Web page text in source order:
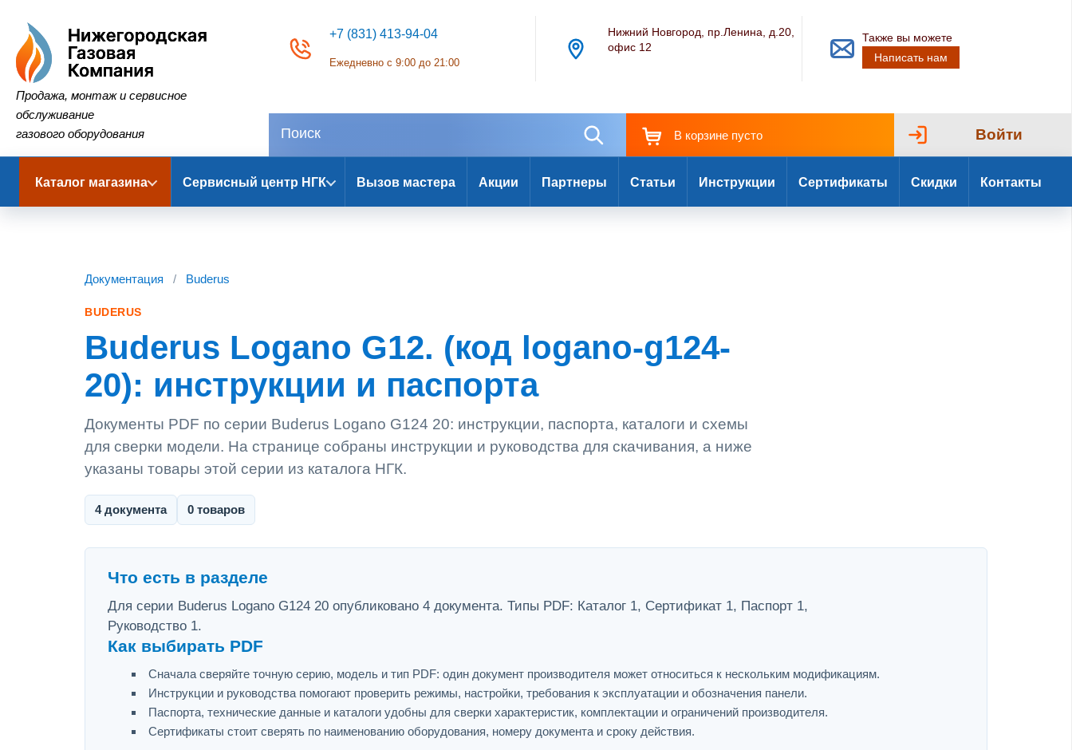
Нижегородская Газовая Компания
Продажа, монтаж и сервисное
обслуживание
газового оборудования
+7 (831) 413-94-04
Ежедневно с 9:00 до 21:00
Нижний Новгород, пр.Ленина, д.20,
офис 12
Также вы можете
Написать нам
В корзине пусто Войти
Каталог магазина Сервисный центр НГК Вызов мастера Акции Партнеры Статьи Инструкции Сертификаты Скидки Контакты
Документация / Buderus
BUDERUS
Buderus Logano G12. (код logano-g124-
20): инструкции и паспорта
Документы PDF по серии Buderus Logano G124 20: инструкции, паспорта, каталоги и схемы
для сверки модели. На странице собраны инструкции и руководства для скачивания, а ниже
указаны товары этой серии из каталога НГК.
4 документа 0 товаров
Что есть в разделе
Для серии Buderus Logano G124 20 опубликовано 4 документа. Типы PDF: Каталог 1, Сертификат 1, Паспорт 1,
Руководство 1.
Как выбирать PDF
Сначала сверяйте точную серию, модель и тип PDF: один документ производителя может относиться к нескольким модификациям.
Инструкции и руководства помогают проверить режимы, настройки, требования к эксплуатации и обозначения панели.
Паспорта, технические данные и каталоги удобны для сверки характеристик, комплектации и ограничений производителя.
Сертификаты стоит сверять по наименованию оборудования, номеру документа и сроку действия.